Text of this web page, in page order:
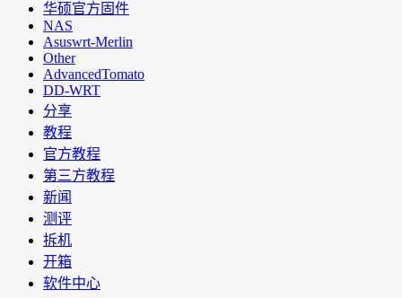
华硕官方固件
NAS
Asuswrt-Merlin
Other
AdvancedTomato
DD-WRT
分享
教程
官方教程
第三方教程
新闻
测评
拆机
开箱
软件中心